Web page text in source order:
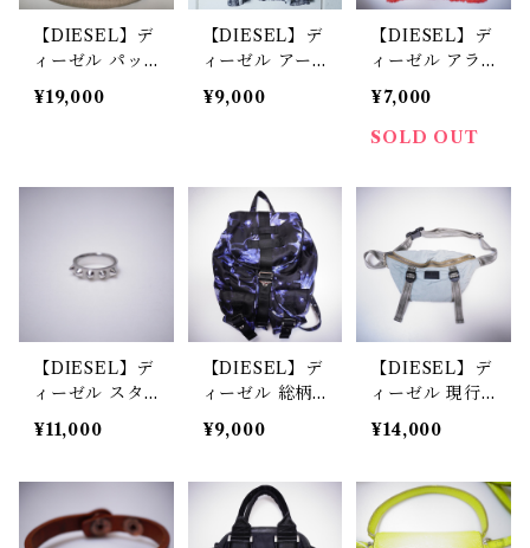
【DIESEL】デ
ィーゼル パッ
チワークレザー
バックパック s
¥19,000
【DIESEL】デ
ィーゼル アー
トフォトプリン
トTシャツ whi
¥9,000
【DIESEL】デ
ィーゼル アラ
ベスク調ボタニ
カルグラフィッ
ク メローフリ
ミソール coral
¥7,000
SOLD OUT
【DIESEL】デ
ィーゼル スタ
ッズスパイク装
飾メタルリング
¥11,000
【DIESEL】デ
ィーゼル 総柄
ナイロンミニリ
ュック バック
¥9,000
【DIESEL】デ
ィーゼル 現行
品 ガーメント
ナイロンラバー
ッグ
¥14,000